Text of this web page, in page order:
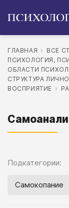
ГЛАВНАЯ ВСЕ
ПСИХОЛОГИЯ,
ОБЛАСТИ
СТРУКТУРА
ВОСПРИЯТИЕ
Подкатегории:
Самокопание